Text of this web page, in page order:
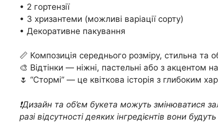
• 2 гортензії
• 3 хризантеми (можливі варіації сорту)
• Декоративне пакування
📏 Композиція середнього розміру, стильна та
🎨 Відтінки — ніжні, пастельні або з акцентом
🌷 “Стормі” — це квіткова історія з глибоким
❗️Дизайн та об’єм букета можуть змінюватися
разі відсутності деяких інгредієнтів вони